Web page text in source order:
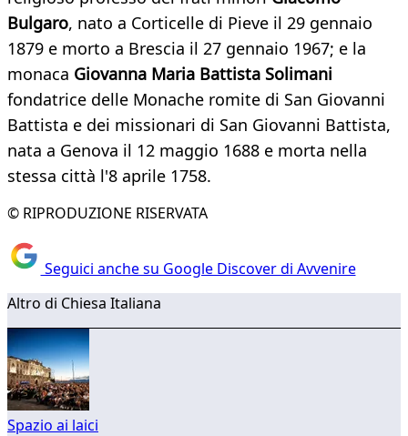
Bulgaro, nato a Corticelle di Pieve il 29 gennaio
1879 e morto a Brescia il 27 gennaio 1967; e la
monaca Giovanna Maria Battista Solimani
fondatrice delle Monache romite di San Giovanni
Battista e dei missionari di San Giovanni Battista,
nata a Genova il 12 maggio 1688 e morta nella
stessa città l'8 aprile 1758.
© RIPRODUZIONE RISERVATA
Seguici anche su Google Discover di Avvenire
Altro di Chiesa Italiana
Spazio ai laici